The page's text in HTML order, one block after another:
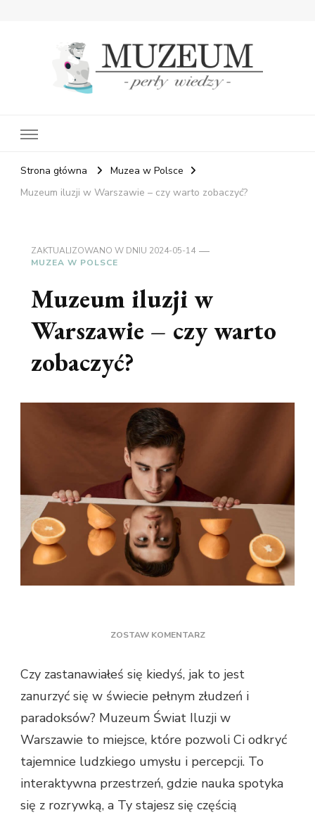
Strona główna
Muzea w Polsce
Muzeum iluzji w Warszawie – czy warto zobaczyć?
ZAKTUALIZOWANO W DNIU 2024-05-14
MUZEA W POLSCE
Muzeum iluzji w
Warszawie – czy warto
zobaczyć?
ZOSTAW KOMENTARZDO
W
WARSZAWIE
CZY
WARTO
Czy zastanawiałeś się kiedyś, jak to jest
zanurzyć się w świecie pełnym złudzeń i
paradoksów? Muzeum Świat Iluzji w
Warszawie to miejsce, które pozwoli Ci odkryć
tajemnice ludzkiego umysłu i percepcji. To
interaktywna przestrzeń, gdzie nauka spotyka
się z rozrywką, a Ty stajesz się częścią